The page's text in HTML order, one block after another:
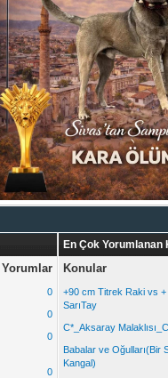
Yorumlar
0
0
0
0
En Çok Yorumlanan
Konular
+90 cm Titrek Raki vs
SarıTay
C*_Aksaray
Babalar ve Oğulları(Bir
Kangal)